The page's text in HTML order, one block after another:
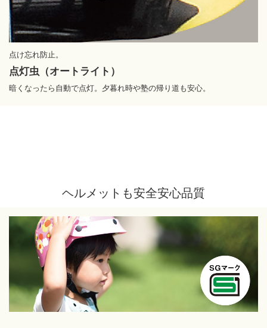
点け忘れ防止。
点灯虫 （オートライト）
暗くなったら自動で点灯。 夕暮れ時や塾の帰り道も安心。
ヘルメットも安全安心品質